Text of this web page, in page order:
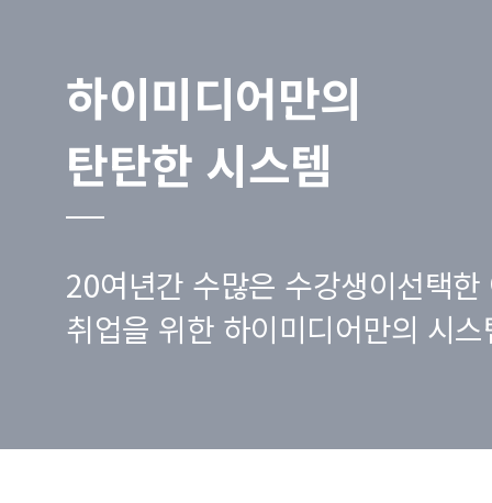
하이미디어만의
탄탄한 시스템
20여년간 수많은 수강생이선택한
취업을 위한 하이미디어만의 시